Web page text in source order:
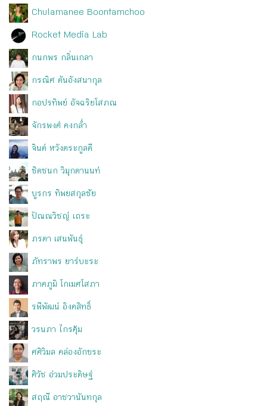
Chulamanee Boontamchoo
Rocket Media Lab
กนกพร กลิ่นเกลา
กรณิศ ตันอังสนากุล
กอปรทิพย์ อัจฉริยโสภณ
จักรพงศ์ คงกล่ำ
จินต์ หวังตระกูลดี
ชิดชนก วิมุกตานนท์
บูรกร ทิพยสกุลชัย
ปัณณวิชญ์ เถระ
ภรตา เสนพันธุ์
ภัทราพร ยาร์บะระ
ภาคภูมิ โกเมศโสภา
รพีพัฒน์ อิงคสิทธิ์
วรนภา ไกรคุ้ม
ศศิวิมล คล่องอักขระ
ศิวัช อ่วมประดิษฐ์
สฤณี อาชวานันทกุล